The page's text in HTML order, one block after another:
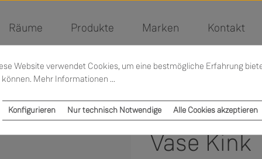
Räume Produkte Marken Kontakt
Vase Kink
Website verwendet Cookies, um eine bestmögliche Erfahrung
können. Mehr Informationen ...
Nur technisch Notwendige
Konfigurieren Alle Cookies akzeptieren